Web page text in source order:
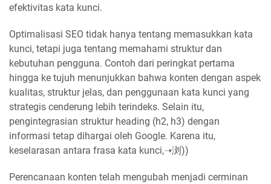
efektivitas kata kunci.
Optimalisasi SEO tidak hanya tentang memasukkan kata
kunci, tetapi juga tentang memahami struktur dan
kebutuhan pengguna. Contoh dari peringkat pertama
hingga ke tujuh menunjukkan bahwa konten dengan aspek
kualitas, struktur jelas, dan penggunaan kata kunci yang
strategis cenderung lebih terindeks. Selain itu,
pengintegrasian struktur heading (h2, h3) dengan
informasi tetap dihargai oleh Google. Karena itu,
keselarasan antara frasa kata kunci,➝浏))
Perencanaan konten telah mengubah menjadi cerminan